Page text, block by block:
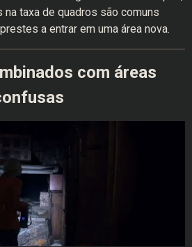
taxa de quadros são comuns
a entrar em uma área nova.
com áreas